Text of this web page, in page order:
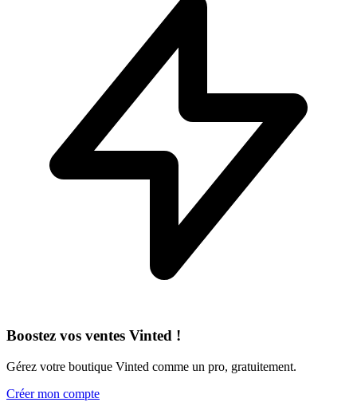
Boostez vos ventes Vinted !
Gérez votre boutique Vinted comme un pro, gratuitement.
Créer mon compte